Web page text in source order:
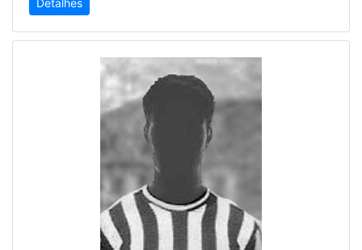
Detalhes